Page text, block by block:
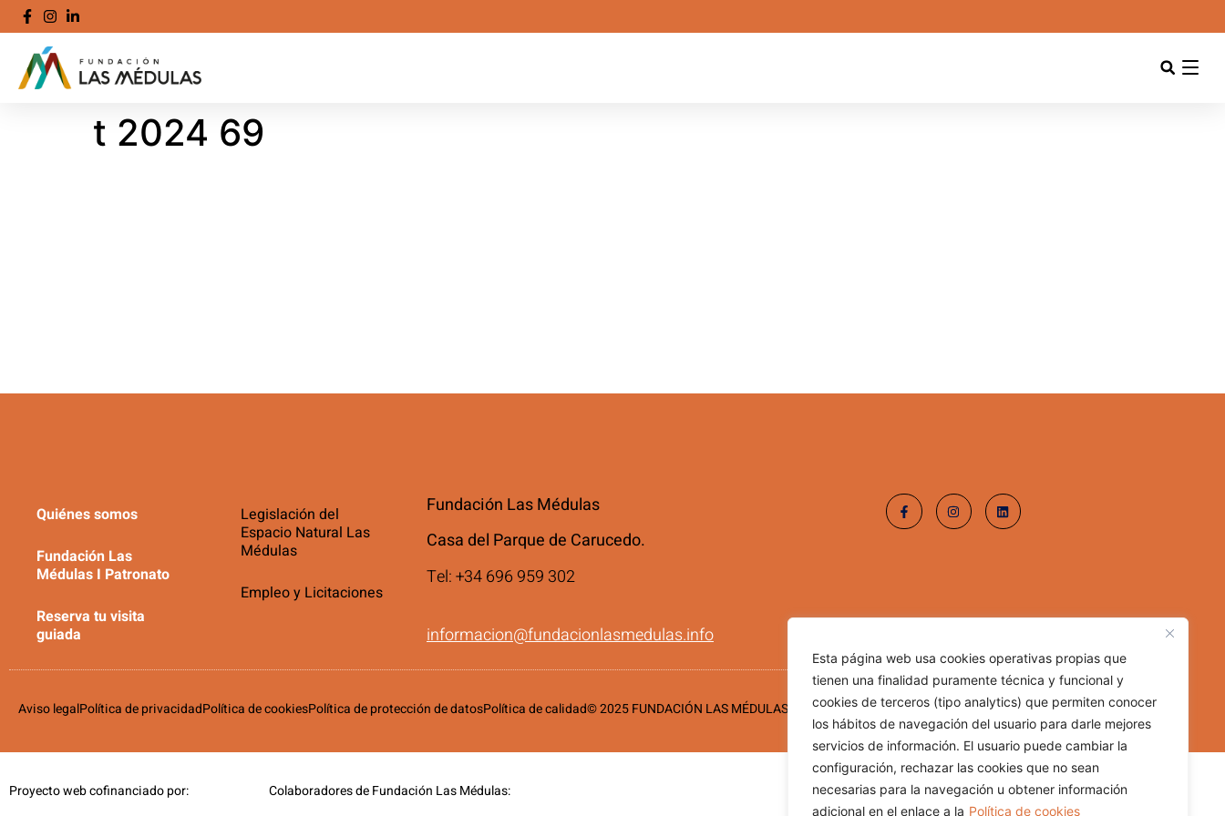
Esta página web usa cookies operativas propias que
tienen una finalidad puramente técnica y funcional y
cookies de terceros (tipo analytics) que permiten conocer
los hábitos de navegación del usuario para darle mejores
servicios de información. El usuario puede cambiar la
configuración, rechazar las cookies que no sean
necesarias para la navegación u obtener información
adicional en el enlace a la Política de cookies
t 2024 69
Quiénes somos
Fundación Las
Médulas I Patronato
Reserva tu visita
guiada
Legislación del
Espacio Natural Las
Médulas
Empleo y Licitaciones
Fundación Las Médulas
Casa del Parque de Carucedo.
Tel: +34 696 959 302
informacion@fundacionlasmedulas.info
Aviso legalPolítica de privacidadPolítica de cookiesPolítica de protección de datosPolítica de calidad© 2025 FUNDACIÓN LAS MÉDULAS
Proyecto web cofinanciado por: Colaboradores de Fundación Las Médulas: